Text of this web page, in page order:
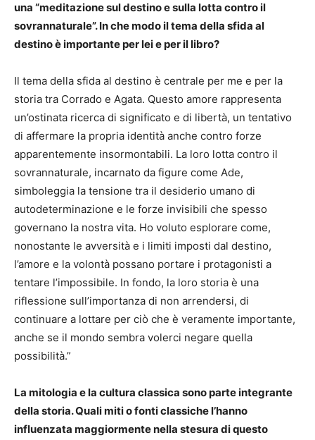
una “meditazione sul destino e sulla lotta contro il
sovrannaturale”. In che modo il tema della sfida al
destino è importante per lei e per il libro?
Il tema della sfida al destino è centrale per me e per la
storia tra Corrado e Agata. Questo amore rappresenta
un’ostinata ricerca di significato e di libertà, un tentativo
di affermare la propria identità anche contro forze
apparentemente insormontabili. La loro lotta contro il
sovrannaturale, incarnato da figure come Ade,
simboleggia la tensione tra il desiderio umano di
autodeterminazione e le forze invisibili che spesso
governano la nostra vita. Ho voluto esplorare come,
nonostante le avversità e i limiti imposti dal destino,
l’amore e la volontà possano portare i protagonisti a
tentare l’impossibile. In fondo, la loro storia è una
riflessione sull’importanza di non arrendersi, di
continuare a lottare per ciò che è veramente importante,
anche se il mondo sembra volerci negare quella
possibilità.”
La mitologia e la cultura classica sono parte integrante
della storia. Quali miti o fonti classiche l’hanno
influenzata maggiormente nella stesura di questo